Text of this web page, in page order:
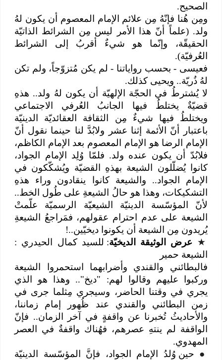
الصحيح.
ومِن هُنا فإنّهُ مِن علائم الإمام المعصوم أن يكون لهُ
ولد. (علماً أنّ هذا الأمر ليس مِن الشرائط الذاتيّة
الحقيقّة، وإنّما هو شيءٌ أقربُ إلى الشرائط
العُرفيّة).
فعيسى - بحسب رواياتنا - لم يكن مُتزوّجاً، ولم تكن
لهُ ذُريّة.. ويحيى كذلك.
لا يُشترطُ في الحجّة الإلهيّة أن يكون لهُ ولد.. هذهِ
قضيّةٌ يختلطُ فيها الجانبُ العُرفي الاجتماعي
ويختلطُ فيها شيءٌ مِن الثقافة العقائديّة الدينيّة
باعتبار أنّ الأئمة إثنا عشر ولابُدَّ لنا حينما نقول أنّ
الإمام الرضا هو الإمام المعصوم بعد الإمام الكاظم،
فلابُدّ أن يكون عنده ولد. فلمّا وُلِد الإمام الجواد،
كانوا يُضلّلون الشيعة بهذهِ القضيّة ويُشكّكون في
الإمام الجواد.. والشيعة كانوا ينقادون وراء هذهِ
التشكيكات، وهذا هو حالُ الشيعةِ على طُول الخط..
لأنّ المؤسّسة الدينيّة الشيعيّة الرسميّة علّمتْ
الشيعة على عدم احترام عقولهم، فمَراجعُ الشيعةِ
يُريدون مِن الشيعة أن يكونوا ديخيّين..!
★
عرض الوثيقة الديخيّة: للسيد كمال الحيدري :
الشيعة حمير
فالبطائني والقندي وأضرابهما استحمروا الشيعة
وركبوا عليهم وقالوا لهم: "ديخ".. وهذا هو الذي
يجري في وقتنا الحاضر، وسيجري مِثلما جرى في
زمن البطائني والقندي عند ظُهور إمام زماننا،
والأحاديثُ تُخبرنا عن واقفةٍ في آخر الزمان.. فإنّ
الواقفة لم ينتهِ عصرهم، فهُناك واقفةٌ في العصر
المهدوي.
●
حين وُلدُ الإمام الجواد، فإنَّ المؤسّسة الدينيّة